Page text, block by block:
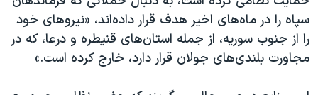
سپاه را در ماه‌های اخیر هدف قرار داده‌اند، «نیروهای خود
را از جنوب سوریه، از جمله استان‌های قنیطره و درعا، که در
مجاورت بلندی‌های جولان قرار دارد، خارج کرده است.»